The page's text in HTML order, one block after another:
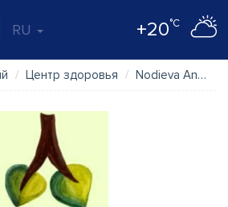
RU +20°C
Центр здоровья Nodieva Anda SIA- ārsta prakse pneimonoloģijā Smiltenē